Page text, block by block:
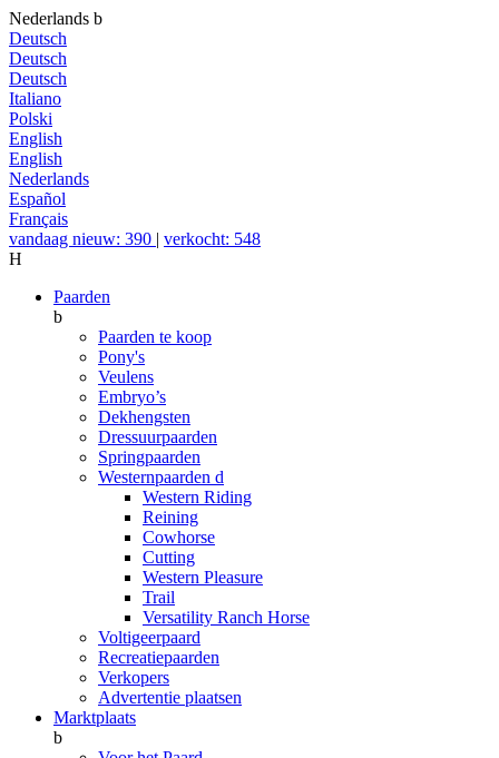
Nederlands b
Deutsch
Deutsch
Deutsch
Italiano
Polski
English
English
Nederlands
Español
Français
vandaag nieuw: 390 | verkocht: 548
H
Paarden
b
Paarden te koop
Pony's
Veulens
Embryo’s
Dekhengsten
Dressuurpaarden
Springpaarden
Westernpaarden d
Western Riding
Reining
Cowhorse
Cutting
Western Pleasure
Trail
Versatility Ranch Horse
Voltigeerpaard
Recreatiepaarden
Verkopers
Advertentie plaatsen
Marktplaats
b